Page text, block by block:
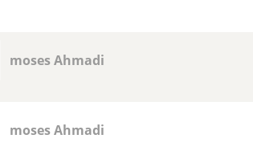
moses Ahmadi
moses Ahmadi